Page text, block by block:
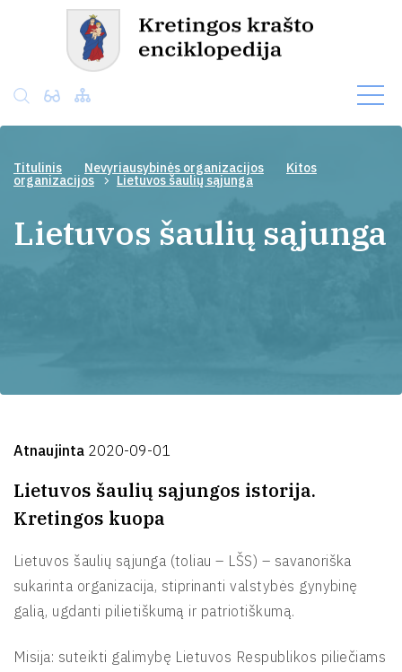
Titulinis Nevyriausybinės organizacijos Kitos
organizacijos Lietuvos šaulių sąjunga
Lietuvos šaulių sąjunga
Atnaujinta 2020-09-01
Lietuvos šaulių sąjungos istorija.
Kretingos kuopa
Lietuvos šaulių sąjunga (toliau – LŠS) – savanoriška
sukarinta organizacija, stiprinanti valstybės gynybinę
galią, ugdanti pilietiškumą ir patriotiškumą.
Misija: suteikti galimybę Lietuvos Respublikos piliečiams